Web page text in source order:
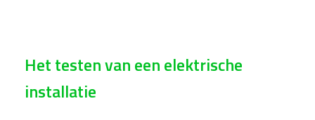
Het testen van een elektrische
installatie